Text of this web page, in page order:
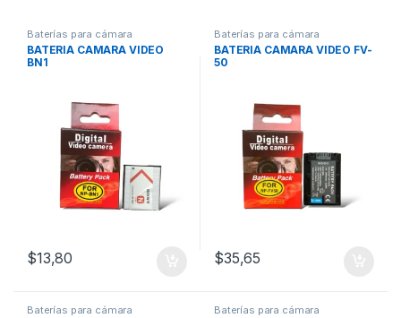
Baterías para cámara
BATERIA CAMARA VIDEO
BN1
$13,80
Baterías para cámara
BATERIA CAMARA VIDEO FV-
50
$35,65
Baterías para cámara Baterías para cámara